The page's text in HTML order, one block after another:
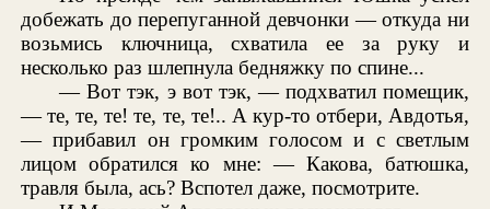
добежать до перепуганной девчонки — откуда ни
возьмись ключница, схватила ее за руку и
несколько раз шлепнула бедняжку по спине...
— Вот тэк, э вот тэк, — подхватил помещик,
— те, те, те! те, те, те!.. А кур-то отбери, Авдотья,
— прибавил он громким голосом и с светлым
лицом обратился ко мне: — Какова, батюшка,
травля была, ась? Вспотел даже, посмотрите.